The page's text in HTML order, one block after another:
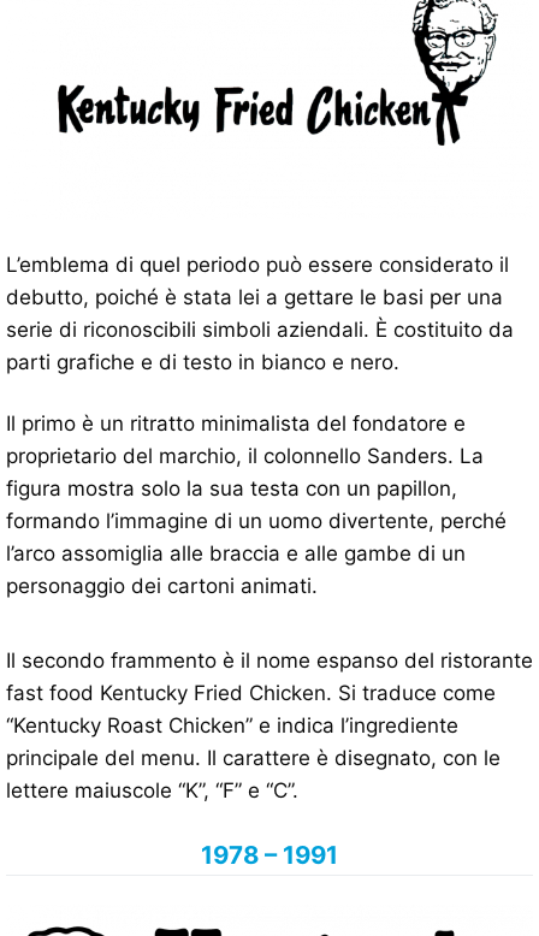
L’emblema di quel periodo può essere considerato il
debutto, poiché è stata lei a gettare le basi per una
serie di riconoscibili simboli aziendali. È costituito da
parti grafiche e di testo in bianco e nero.
Il primo è un ritratto minimalista del fondatore e
proprietario del marchio, il colonnello Sanders. La
figura mostra solo la sua testa con un papillon,
formando l’immagine di un uomo divertente, perché
l’arco assomiglia alle braccia e alle gambe di un
personaggio dei cartoni animati.
Il secondo frammento è il nome espanso del ristorante
fast food Kentucky Fried Chicken. Si traduce come
“Kentucky Roast Chicken” e indica l’ingrediente
principale del menu. Il carattere è disegnato, con le
lettere maiuscole “K”, “F” e “C”.
1978 – 1991